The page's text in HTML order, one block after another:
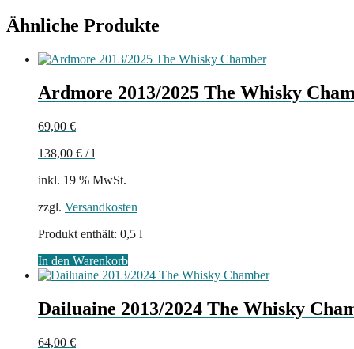
Ähnliche Produkte
Ardmore 2013/2025 The Whisky
69,00 €
138,00 € /l
inkl. 19 % MwSt.
zzgl. Versandkosten
Produkt enthält: 0,5 l
In den Warenkorb
Dailuaine 2013/2024 The Whisky
64,00 €